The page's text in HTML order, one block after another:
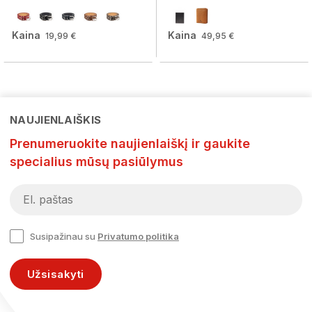
Kaina 19,99 € Kaina 49,95 €
NAUJIENLAIŠKIS
Prenumeruokite naujienlaiškį ir gaukite
specialius mūsų pasiūlymus
Susipažinau su Privatumo politika
Užsisakyti